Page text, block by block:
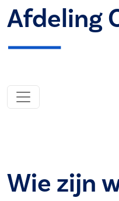
Afdeling
Wie zijn